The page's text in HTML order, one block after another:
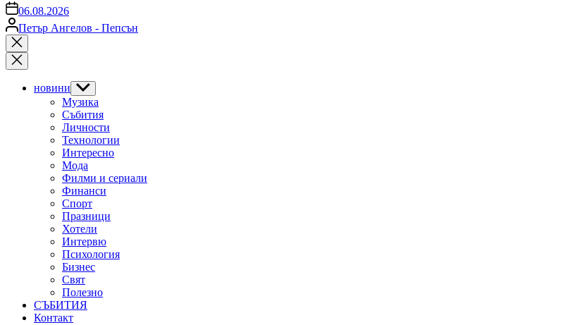
on06.08.2026
Posted
by
Петър Ангелов - Пепсън
Close
search
новини Show
sub
menu
Музика
Събития
Личности
Технологии
Интересно
Мода
Филми и сериали
Финанси
Спорт
Празници
Хотели
Интервю
Психология
Бизнес
Свят
Полезно
СЪБИТИЯ
Контакт